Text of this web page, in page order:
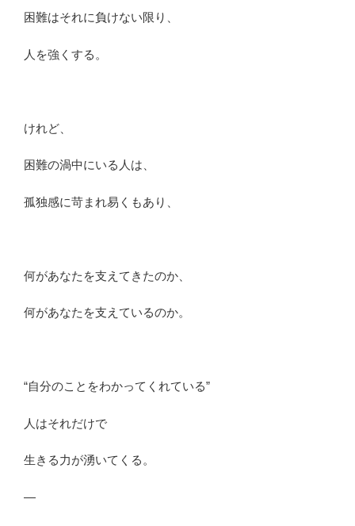
困難はそれに負けない限り、
人を強くする。
けれど、
困難の渦中にいる人は、
孤独感に苛まれ易くもあり、
何があなたを支えてきたのか、
何があなたを支えているのか。
“自分のことをわかってくれている”
人はそれだけで
生きる力が湧いてくる。
—